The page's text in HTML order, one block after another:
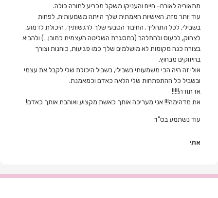
מתאוריה לאורח- חיים והעניקו משקל מכריע לתורה כולה.
עוד יותר מזה, האישיות האמתית שלך הייתה משמעותית, לפחות
בשבילי, לכל התהליך. החיבור הטבעי שלך לרגשותיך, היכולת לדמוע,
לצחוק, לכעוס ולהתלהב (במסגרת השליטה העצמית כמובן…) ולהביא
בצורה כנה מקומות לא מושלמים שלך כמו פגיעות, כוחנות וצורך
בחיזוקים מבחוץ.
אולי זה היה הכי משמעותי בשבילי, בשביל היכולת שלי לקבל את עצמי
ובשביל כל ההתפתחות שלי הלאה כאדם וכמאמנת.
אז תודה!!!!!
את מדהימה!!! אני מעריכה אותך כאשת מקצוע ואוהבת אותך כאדם!
עוד נשתמע בס"ד
אתי